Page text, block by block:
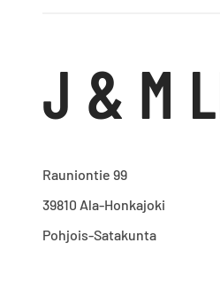
J & M
Rauniontie 99
39810 Ala-Honkajoki
Pohjois-Satakunta